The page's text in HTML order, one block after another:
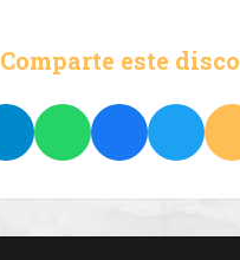
Comparte este disco